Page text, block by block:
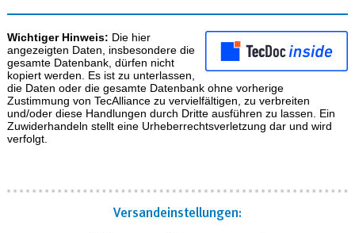
Wichtiger Hinweis: Die hier
angezeigten Daten, insbesondere die
gesamte Datenbank, dürfen nicht
kopiert werden. Es ist zu unterlassen,
die Daten oder die gesamte Datenbank ohne vorherige
Zustimmung von TecAlliance zu vervielfältigen, zu verbreiten
und/oder diese Handlungen durch Dritte ausführen zu lassen. Ein
Zuwiderhandeln stellt eine Urheberrechtsverletzung dar und wird
verfolgt.
Versand­einstellungen: